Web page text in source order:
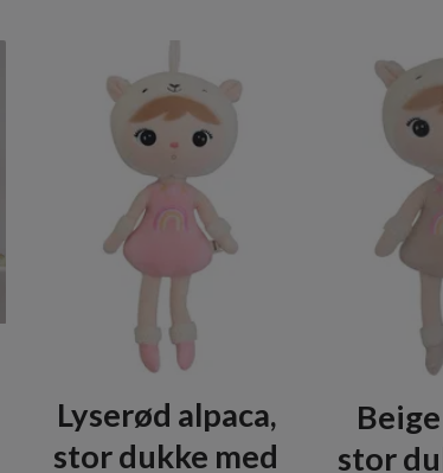
Lyserød alpaca,
stor dukke med
stor